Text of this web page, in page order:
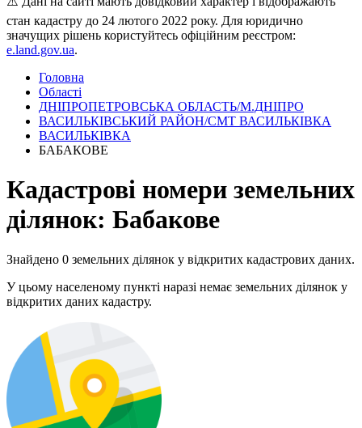
стан кадастру до 24 лютого 2022 року. Для юридично
значущих рішень користуйтесь офіційним реєстром:
e.land.gov.ua.
Головна
Області
ДНІПРОПЕТРОВСЬКА ОБЛАСТЬ/М.ДНІПРО
ВАСИЛЬКІВСЬКИЙ РАЙОН/СМТ ВАСИЛЬКІВКА
ВАСИЛЬКІВКА
БАБАКОВЕ
Кадастрові номери земельних
ділянок: Бабакове
Знайдено 0 земельних ділянок у відкритих кадастрових даних.
У цьому населеному пункті наразі немає земельних ділянок у
відкритих даних кадастру.